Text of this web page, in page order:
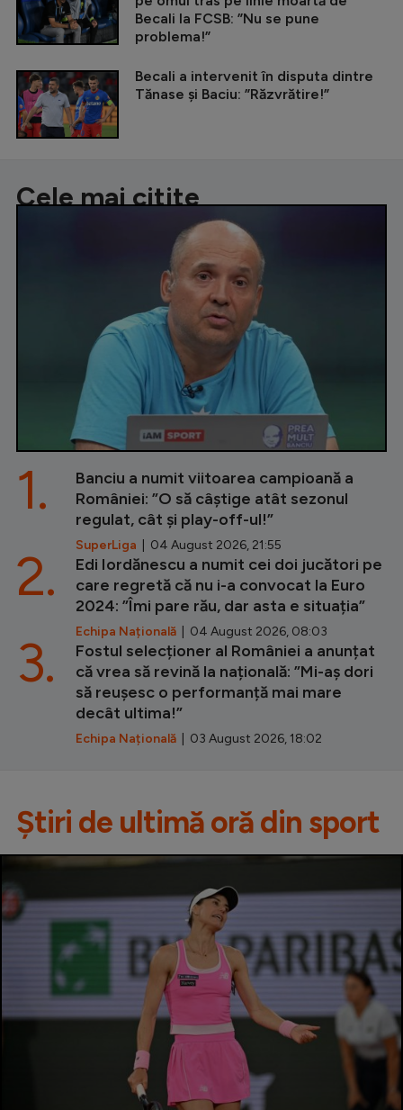
Becali la FCSB: ”Nu se pune
problema!”
Becali a intervenit în disputa dintre
Tănase și Baciu: ”Răzvrătire!”
Cele mai citite
Banciu a numit viitoarea campioană a
României: ”O să câștige atât sezonul
regulat, cât și play-off-ul!”
SuperLiga | 04 August 2026, 21:55
1.
Edi Iordănescu a numit cei doi jucători pe
care regretă că nu i-a convocat la Euro
2024: ”Îmi pare rău, dar asta e situația”
Echipa Națională | 04 August 2026, 08:03
2.
Fostul selecționer al României a anunțat
că vrea să revină la națională: ”Mi-aș dori
să reușesc o performanță mai mare
decât ultima!”
Echipa Națională | 03 August 2026, 18:02
3.
Știri de ultimă oră din sport